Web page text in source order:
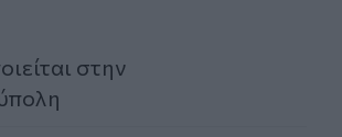
στην